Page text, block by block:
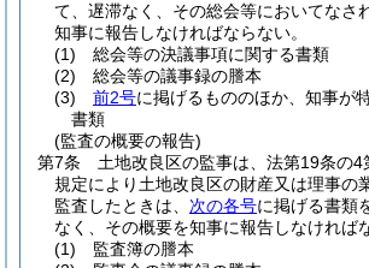
て、遅滞なく、その総会等においてなさ
知事に報告しなければならない。
(1)
総会等の決議事項に関する書類
(2)
総会等の議事録の謄本
(3)
前2号に掲げるもののほか、知事が
書類
(監査の概要の報告)
第7条
土地改良区の監事は、法第19条の
規定により土地改良区の財産又は理事の
監査したときは、 次の各号に掲げる書類
なく、その概要を知事に報告しなければ
(1)
監査簿の謄本